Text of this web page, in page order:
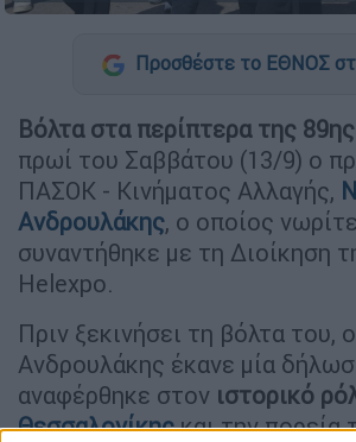
Προσθέστε το ΕΘΝΟΣ
Βόλτα στα περίπτερα της
πρωί του Σαββάτου (13/9) ο
ΠΑΣΟΚ - Κινήματος Αλλαγής,
Ανδρουλάκης, ο οποίος
συναντήθηκε με τη Διοίκηση
Helexpo.
Πριν ξεκινήσει τη βόλτα του,
Ανδρουλάκης έκανε μία
αναφέρθηκε στον ιστορικό
Θεσσαλονίκης και την